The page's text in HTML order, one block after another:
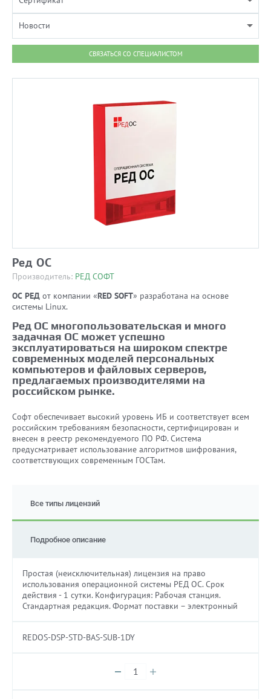
Новости
СВЯЗАТЬСЯ СО СПЕЦИАЛИСТОМ
Ред ОС
Производитель: РЕД СОФТ
ОС РЕД от компании «RED SOFT» разработана на основе
системы Linux.
Ред ОС многопользовательская и много
задачная ОС может успешно
эксплуатироваться на широком спектре
современных моделей персональных
компьютеров и файловых серверов,
предлагаемых производителями на
российском рынке.
Софт обеспечивает высокий уровень ИБ и соответствует всем
российским требованиям безопасности, сертифицирован и
внесен в реестр рекомендуемого ПО РФ. Система
предусматривает использование алгоритмов шифрования,
соответствующих современным ГОСТам.
Все типы лицензий
Подробное описание
Простая (неисключительная) лицензия на право
использования операционной системы РЕД ОС. Cрок
действия - 1 сутки. Конфигурация: Рабочая станция.
Стандартная редакция. Формат поставки – электронный
REDOS-DSP-STD-BAS-SUB-1DY